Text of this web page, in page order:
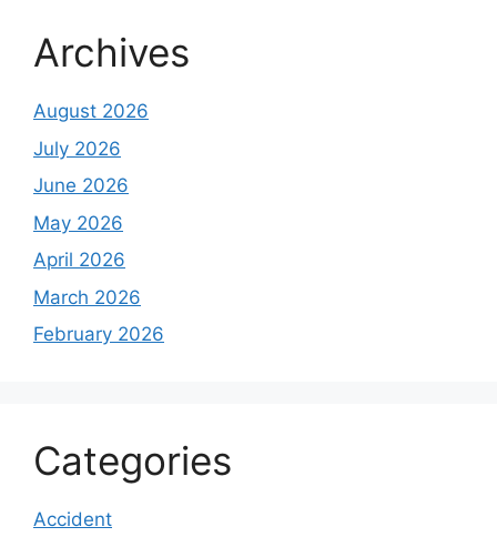
Archives
August 2026
July 2026
June 2026
May 2026
April 2026
March 2026
February 2026
Categories
Accident